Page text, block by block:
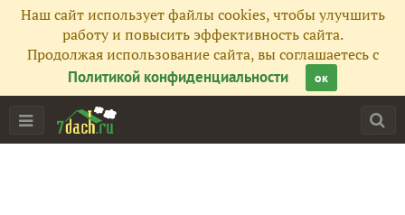
Наш сайт использует файлы cookies, чтобы улучшить
работу и повысить эффективность сайта.
Продолжая использование сайта, вы соглашаетесь с
Политикой конфиденциальности
ок